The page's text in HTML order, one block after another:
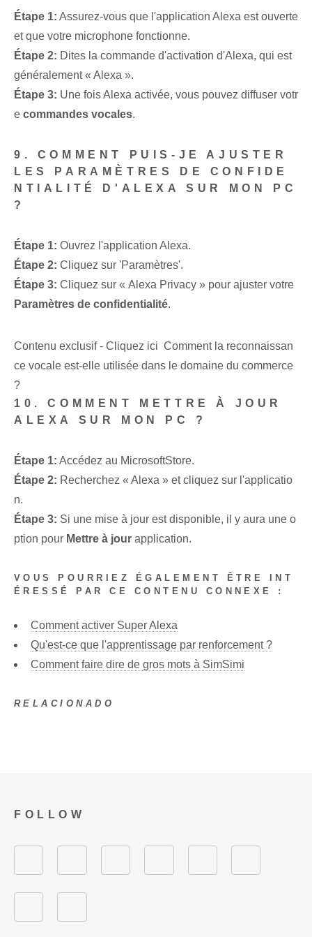
Étape 1: Assurez-vous que l'application Alexa est ouverte
et que votre microphone fonctionne.
Étape 2: Dites la commande d'activation d'Alexa, qui est
généralement « Alexa ».
Étape 3: Une fois Alexa activée, vous pouvez diffuser votr
e commandes vocales.
9. COMMENT PUIS-JE AJUSTER
LES PARAMÈTRES DE CONFIDE
NTIALITÉ D'ALEXA SUR MON PC
?
Étape 1: Ouvrez l'application Alexa.
Étape 2: Cliquez sur 'Paramètres'.
Étape 3: Cliquez sur « Alexa Privacy » pour ajuster votre
Paramètres de confidentialité.
Contenu exclusif - Cliquez ici Comment la reconnaissan
ce vocale est-elle utilisée dans le domaine du commerce
?
10. COMMENT METTRE À JOUR
ALEXA SUR MON PC ?
Étape 1: Accédez au MicrosoftStore.
Étape 2: Recherchez « Alexa » et cliquez sur l'applicatio
n.
Étape 3: Si une mise à jour est disponible, il y aura une o
ption pour Mettre à jour application.
VOUS POURRIEZ ÉGALEMENT ÊTRE INT
ÉRESSÉ PAR CE CONTENU CONNEXE :
Comment activer Super Alexa
Qu'est-ce que l'apprentissage par renforcement ?
Comment faire dire de gros mots à SimSimi
RELACIONADO
FOLLOW